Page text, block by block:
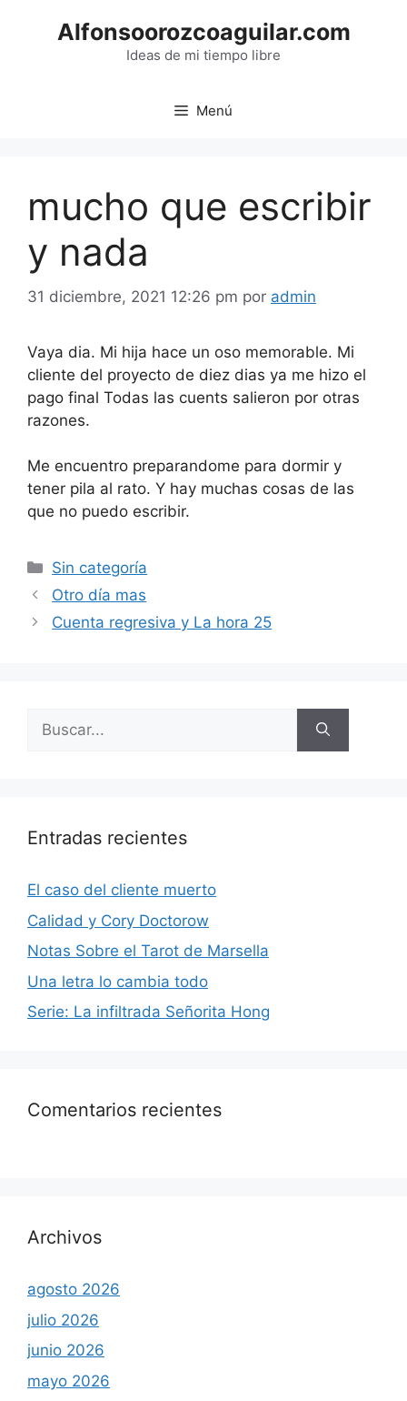
Alfonsoorozcoaguilar.com
Ideas de mi tiempo libre
Menú
mucho que escribir
y nada
31 diciembre, 2021 12:26 pm por admin
Vaya dia. Mi hija hace un oso memorable. Mi
cliente del proyecto de diez dias ya me hizo el
pago final Todas las cuents salieron por otras
razones.
Me encuentro preparandome para dormir y
tener pila al rato. Y hay muchas cosas de las
que no puedo escribir.
Categorías
Sin categoría
Otro día mas
Cuenta regresiva y La hora 25
Buscar:
Entradas recientes
El caso del cliente muerto
Calidad y Cory Doctorow
Notas Sobre el Tarot de Marsella
Una letra lo cambia todo
Serie: La infiltrada Señorita Hong
Comentarios recientes
Archivos
agosto 2026
julio 2026
junio 2026
mayo 2026